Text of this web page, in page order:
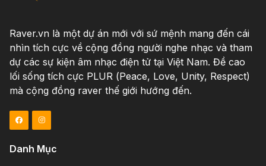
Raver.vn là một dự án mới với sứ mệnh mang đến cái
nhìn tích cực về cộng đồng người nghe nhạc và tham
dự các sự kiện âm nhạc điện tử tại Việt Nam. Đề cao
lối sống tích cực PLUR (Peace, Love, Unity, Respect)
mà cộng đồng raver thế giới hướng đến.
Danh Mục